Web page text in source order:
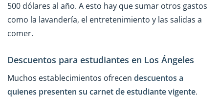
500 dólares al año. A esto hay que sumar otros gastos
como la lavandería, el entretenimiento y las salidas a
comer.
Descuentos para estudiantes en Los Ángeles
Muchos establecimientos ofrecen descuentos a
quienes presenten su carnet de estudiante vigente.